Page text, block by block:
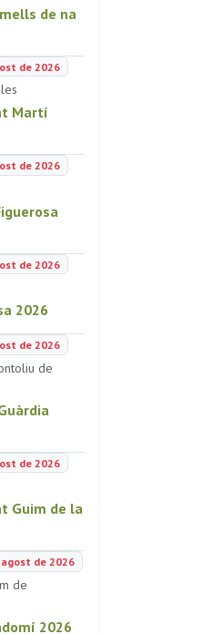
de na
de 2026
Martí
de 2026
de 2026
2026
de 2026
de
de 2026
Guim de la
de 2026
de
2026